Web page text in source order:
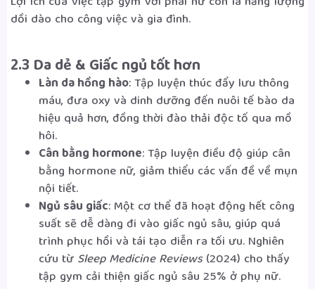
dồi dào cho công việc và gia đình.
2.3 Da dẻ & Giấc ngủ tốt hơn
Làn da hồng hào: Tập luyện thúc đẩy lưu thông
máu, đưa oxy và dinh dưỡng đến nuôi tế bào da
hiệu quả hơn, đồng thời đào thải độc tố qua mồ
hôi.
Cân bằng hormone: Tập luyện điều độ giúp cân
bằng hormone nữ, giảm thiểu các vấn đề về mụn
nội tiết.
Ngủ sâu giấc: Một cơ thể đã hoạt động hết công
suất sẽ dễ dàng đi vào giấc ngủ sâu, giúp quá
trình phục hồi và tái tạo diễn ra tối ưu. Nghiên
cứu từ Sleep Medicine Reviews(2024) cho thấy
tập gym cải thiện giấc ngủ sâu 25% ở phụ nữ.